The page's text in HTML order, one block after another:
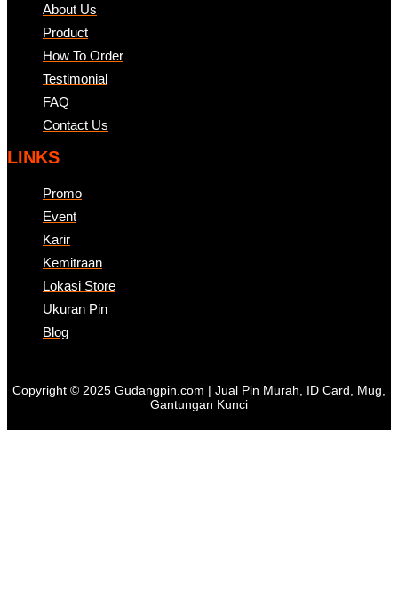
About Us
Product
How To Order
Testimonial
FAQ
Contact Us
LINKS
Promo
Event
Karir
Kemitraan
Lokasi Store
Ukuran Pin
Blog
Copyright © 2025 Gudangpin.com | Jual Pin Murah, ID Card, Mug,
Gantungan Kunci